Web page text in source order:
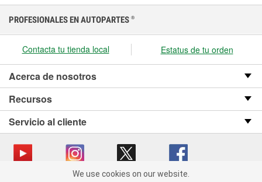
We use cookies on our website. By clicking "Accept", you consent
PROFESIONALES EN AUTOPARTES ®
Contacta tu tienda local Estatus de tu orden
Acerca de nosotros
Recursos
Servicio al cliente
We use cookies on our website.